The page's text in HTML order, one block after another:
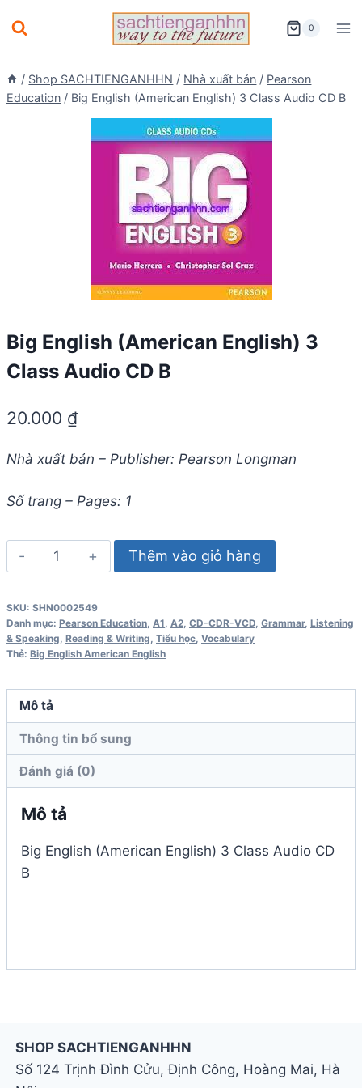
to
0
/ Shop SACHTIENGANHHN / Nhà xuất bản / Pearson
Education / Big English (American English) 3 Class Audio CD B
Big English (American English) 3
Class Audio CD B
20.000 ₫
Nhà xuất bản – Publisher: Pearson Longman
Số trang – Pages: 1
Big
English
English)
3
Class
CD
B
số
lượng
Thêm vào giỏ hàng
SKU: SHN0002549
Danh mục: Pearson Education, A1, A2, CD-CDR-VCD, Grammar, Listening
& Speaking, Reading & Writing, Tiểu học, Vocabulary
Thẻ: Big English American English
Mô tả
Thông tin bổ sung
Đánh giá (0)
Mô tả
Big English (American English) 3 Class Audio CD
B
SHOP SACHTIENGANHHN
Số 124 Trịnh Đình Cửu, Định Công, Hoàng Mai, Hà